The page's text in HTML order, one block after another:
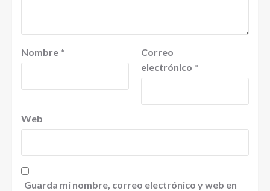
Nombre *
Correo
electrónico *
Web
Guarda mi nombre, correo electrónico y web en